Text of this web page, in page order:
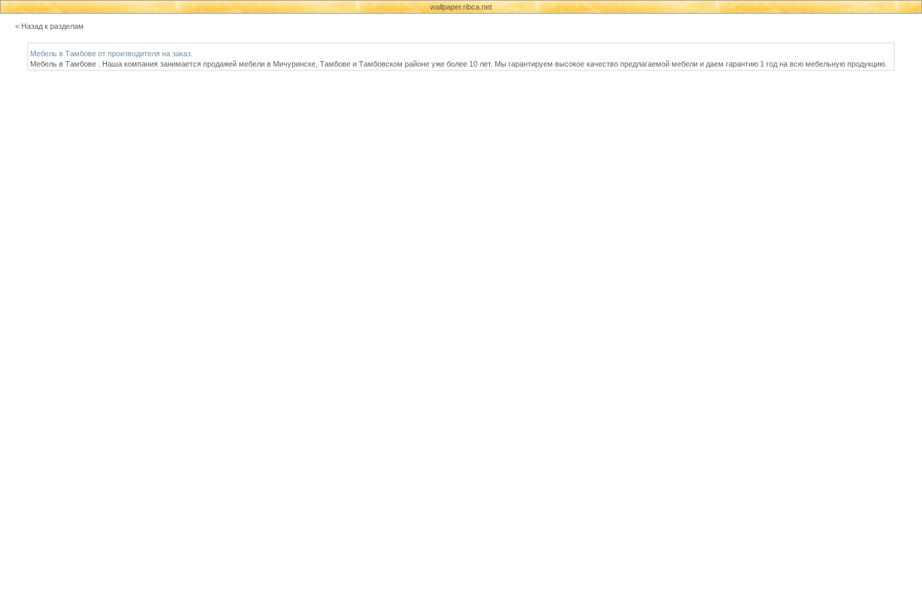
wallpaper.ribca.net
< Назад к разделам
Мебель в Тамбове от производителя на заказ.
Мебель в Тамбове . Наша компания занимается продажей мебели в Мичуринске, Тамбове и Тамбовском районе уже более 10 лет. Мы гарантируем высокое качество предлагаемой мебели и даем гарантию 1 год на всю мебельную продукцию.